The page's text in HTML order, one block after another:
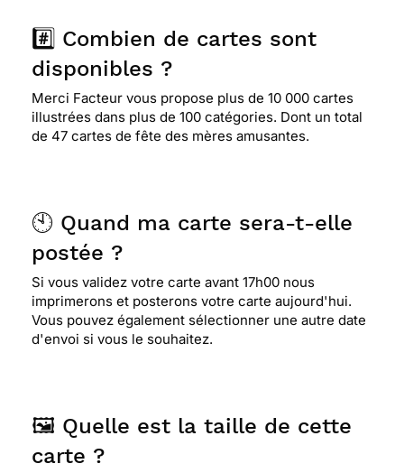
#️⃣ Combien de cartes sont
disponibles ?
Merci Facteur vous propose plus de 10 000 cartes
illustrées dans plus de 100 catégories. Dont un total
de 47 cartes de fête des mères amusantes.
🕙 Quand ma carte sera-t-elle
postée ?
Si vous validez votre carte avant 17h00 nous
imprimerons et posterons votre carte aujourd'hui.
Vous pouvez également sélectionner une autre date
d'envoi si vous le souhaitez.
🖼️ Quelle est la taille de cette
carte ?